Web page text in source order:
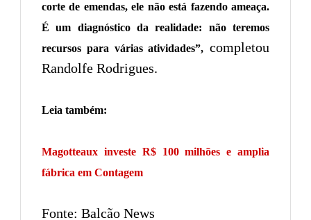
corte de emendas, ele não está fazendo ameaça.
É um diagnóstico da realidade: não teremos
recursos para várias atividades”, completou
Randolfe Rodrigues.
Leia também:
Magotteaux investe R$ 100 milhões e amplia
fábrica em Contagem
Fonte: Balcão News